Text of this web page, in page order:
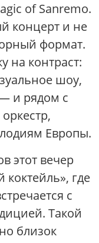
of Sanremo.
концерт и не
формат.
на контраст:
шоу,
и рядом с
Европы.
этот вечер
коктейль», где
с
Такой
близок